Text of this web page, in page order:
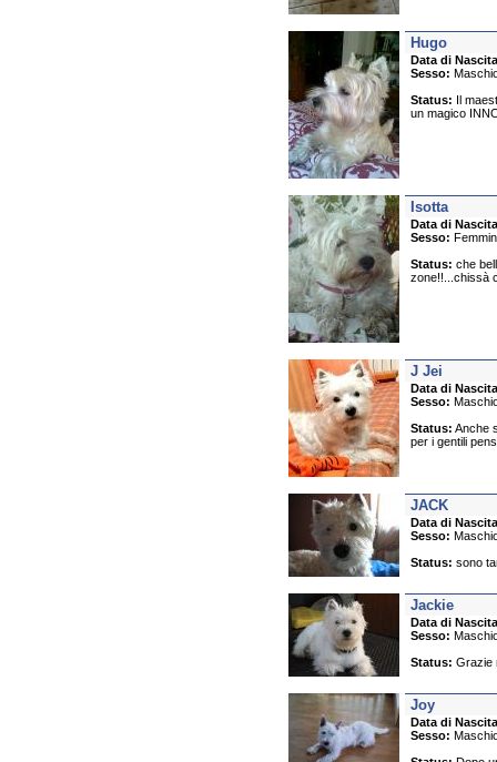
Hugo
Data di
Sesso:
Status: Il
un magico
Isotta
Data di
Sesso:
Status: che
zone!!...chissà
J Jei
Data di
Sesso:
Status: Anche
per i gentili
JACK
Data di
Sesso:
Status: sono
Jackie
Data di
Sesso:
Status: Grazie
Joy
Data di
Sesso: